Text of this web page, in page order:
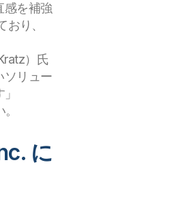
感を補強
り、
）氏
ソリュー
に